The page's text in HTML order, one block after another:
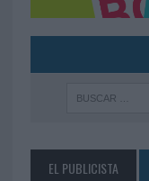
EL PUBLICISTA